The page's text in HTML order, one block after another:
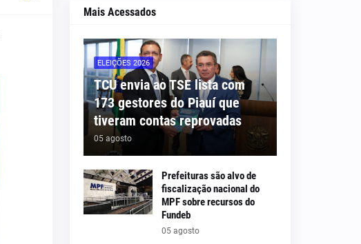
Mais Acessados
ELEIÇÕES 2026
TCU envia ao TSE lista com
173 gestores do Piauí que
tiveram contas reprovadas
05 agosto
Prefeituras são alvo de
fiscalização nacional do
MPF sobre recursos do
Fundeb
05 agosto